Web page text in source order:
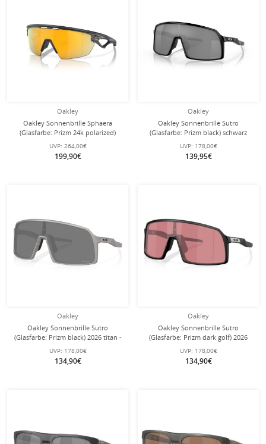
Oakley
Oakley Sonnenbrille Sphaera
(Glasfarbe: Prizm 24k polarized)
carbongrau matt - 1 Brille mit
Hartschalenetui
UVP: 264,00€
199,90€
Oakley
Oakley Sonnenbrille Sutro
(Glasfarbe: Prizm black) schwarz
glänzend - 1 Brille mit
Hartschalenetui
UVP: 178,00€
139,95€
Oakley
Oakley Sonnenbrille Sutro
(Glasfarbe: Prizm black) 2026 titan -
1 Brille mit Hartschalenetui
UVP: 178,00€
134,90€
Oakley
Oakley Sonnenbrille Sutro
(Glasfarbe: Prizm dark golf) 2026
schwarz - 1 Brille mit
Hartschalenetui
UVP: 178,00€
134,90€